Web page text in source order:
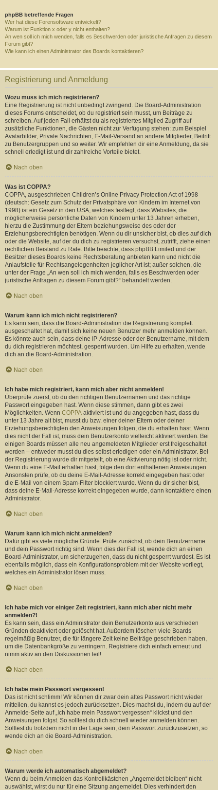
phpBB betreffende Fragen
Wer hat diese Forensoftware entwickelt?
Warum ist Funktion x oder y nicht enthalten?
An wen soll ich mich wenden, falls es Beschwerden oder juristische Anfragen zu diesem
Forum gibt?
Wie kann ich einen Administrator des Boards kontaktieren?
Registrierung und Anmeldung
Wozu muss ich mich registrieren?
Eine Registrierung ist nicht unbedingt zwingend. Die Board-Administration
dieses Forums entscheidet, ob du registriert sein musst, um Beiträge zu
schreiben. Auf jeden Fall erhältst du als registriertes Mitglied Zugriff auf
zusätzliche Funktionen, die Gästen nicht zur Verfügung stehen: zum Beispiel
Avatarbilder, Private Nachrichten, E-Mail-Versand an andere Mitglieder, Beitritt
zu Benutzergruppen und so weiter. Wir empfehlen dir eine Anmeldung, da sie
schnell erledigt ist und dir zahlreiche Vorteile bietet.
Nach oben
Was ist COPPA?
COPPA, ausgeschrieben Children’s Online Privacy Protection Act of 1998
(deutsch: Gesetz zum Schutz der Privatsphäre von Kindern im Internet von
1998) ist ein Gesetz in den USA, welches festlegt, dass Websites, die
möglicherweise persönliche Daten von Kindern unter 13 Jahren erheben,
hierzu die Zustimmung der Eltern beziehungsweise des oder der
Erziehungsberechtigten benötigen. Wenn du dir unsicher bist, ob dies auf dich
oder die Website, auf der du dich zu registrieren versuchst, zutrifft, ziehe einen
rechtlichen Beistand zu Rate. Bitte beachte, dass phpBB Limited und der
Besitzer dieses Boards keine Rechtsberatung anbieten kann und nicht die
Anlaufstelle für Rechtsangelegenheiten jeglicher Art ist; außer solchen, die
unter der Frage „An wen soll ich mich wenden, falls es Beschwerden oder
juristische Anfragen zu diesem Forum gibt?“ behandelt werden.
Nach oben
Warum kann ich mich nicht registrieren?
Es kann sein, dass die Board-Administration die Registrierung komplett
ausgeschaltet hat, damit sich keine neuen Benutzer mehr anmelden können.
Es könnte auch sein, dass deine IP-Adresse oder der Benutzername, mit dem
du dich registrieren möchtest, gesperrt wurden. Um Hilfe zu erhalten, wende
dich an die Board-Administration.
Nach oben
Ich habe mich registriert, kann mich aber nicht anmelden!
Überprüfe zuerst, ob du den richtigen Benutzernamen und das richtige
Passwort eingegeben hast. Wenn diese stimmen, dann gibt es zwei
Möglichkeiten. Wenn COPPA aktiviert ist und du angegeben hast, dass du
unter 13 Jahre alt bist, musst du bzw. einer deiner Eltern oder deiner
Erziehungsberechtigten den Anweisungen folgen, die du erhalten hast. Wenn
dies nicht der Fall ist, muss dein Benutzerkonto vielleicht aktiviert werden. Bei
einigen Boards müssen alle neu angemeldeten Mitglieder erst freigeschaltet
werden – entweder musst du dies selbst erledigen oder ein Administrator. Bei
der Registrierung wurde dir mitgeteilt, ob eine Aktivierung nötig ist oder nicht.
Wenn du eine E-Mail erhalten hast, folge den dort enthaltenen Anweisungen.
Ansonsten prüfe, ob du deine E-Mail-Adresse korrekt eingegeben hast oder
die E-Mail von einem Spam-Filter blockiert wurde. Wenn du dir sicher bist,
dass deine E-Mail-Adresse korrekt eingegeben wurde, dann kontaktiere einen
Administrator.
Nach oben
Warum kann ich mich nicht anmelden?
Dafür gibt es viele mögliche Gründe. Prüfe zunächst, ob dein Benutzername
und dein Passwort richtig sind. Wenn dies der Fall ist, wende dich an einen
Board-Administrator, um sicherzugehen, dass du nicht gesperrt wurdest. Es ist
ebenfalls möglich, dass ein Konfigurationsproblem mit der Website vorliegt,
welches ein Administrator lösen muss.
Nach oben
Ich habe mich vor einiger Zeit registriert, kann mich aber nicht mehr
anmelden?!
Es kann sein, dass ein Administrator dein Benutzerkonto aus verschieden
Gründen deaktiviert oder gelöscht hat. Außerdem löschen viele Boards
regelmäßig Benutzer, die für längere Zeit keine Beiträge geschrieben haben,
um die Datenbankgröße zu verringern. Registriere dich einfach erneut und
nimm aktiv an den Diskussionen teil!
Nach oben
Ich habe mein Passwort vergessen!
Das ist nicht schlimm! Wir können dir zwar dein altes Passwort nicht wieder
mitteilen, du kannst es jedoch zurücksetzen. Dies machst du, indem du auf der
Anmelde-Seite auf „Ich habe mein Passwort vergessen“ klickst und den
Anweisungen folgst. So solltest du dich schnell wieder anmelden können.
Solltest du trotzdem nicht in der Lage sein, dein Passwort zurückzusetzen, so
wende dich an die Board-Administration.
Nach oben
Warum werde ich automatisch abgemeldet?
Wenn du beim Anmelden das Kontrollkästchen „Angemeldet bleiben“ nicht
auswählst, wirst du nur für eine Sitzung angemeldet. Dies verhindert den